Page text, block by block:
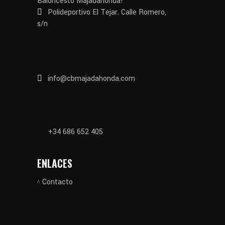
Polideportivo El Tejar. Calle Romero,
s/n
info@cbmajadahonda.com
+34 686 652 405
ENLACES
Contacto